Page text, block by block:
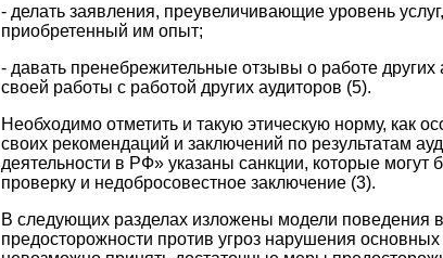
- делать заявления, преувеличивающие уровень
приобретенный им опыт;
- давать пренебрежительные отзывы о работе
своей работы с работой других аудиторов (5).
Необходимо отметить и такую этическую норму, как
своих рекомендаций и заключений по результатам
деятельности в РФ» указаны санкции, которые
проверку и недобросовестное заключение (3).
В следующих разделах изложены модели поведения
предосторожности против угроз нарушения